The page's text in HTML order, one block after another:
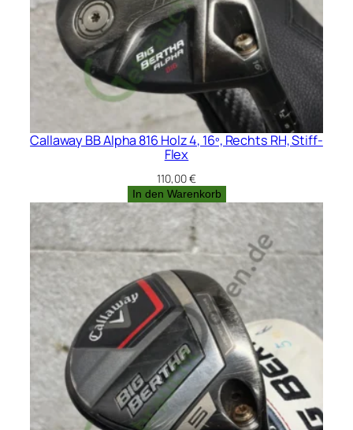
Callaway BB Alpha 816 Holz 4, 16º, Rechts RH, Stiff-
Flex
110,00€
In den Warenkorb